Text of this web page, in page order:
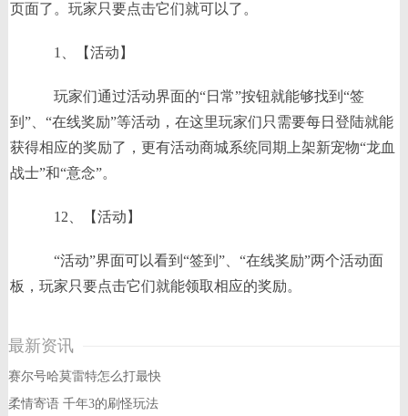
页面了。玩家只要点击它们就可以了。
1、【活动】
玩家们通过活动界面的“日常”按钮就能够找到“签
到”、“在线奖励”等活动，在这里玩家们只需要每日登陆就能
获得相应的奖励了，更有活动商城系统同期上架新宠物“龙血
战士”和“意念”。
12、【活动】
“活动”界面可以看到“签到”、“在线奖励”两个活动面
板，玩家只要点击它们就能领取相应的奖励。
最新资讯
赛尔号哈莫雷特怎么打最快
柔情寄语 千年3的刷怪玩法